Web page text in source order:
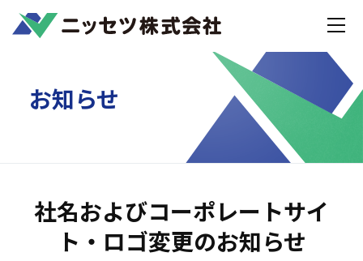
Home お知らせ 社名およびコーポレートサイト・ロゴ変更のお知らせ
お知らせ
社名およびコーポレートサイ
ト・ロゴ変更のお知らせ